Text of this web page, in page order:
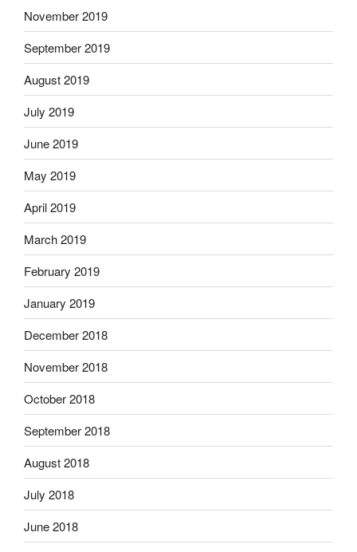
November 2019
September 2019
August 2019
July 2019
June 2019
May 2019
April 2019
March 2019
February 2019
January 2019
December 2018
November 2018
October 2018
September 2018
August 2018
July 2018
June 2018